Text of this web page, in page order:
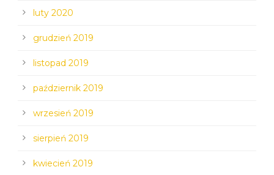
luty 2020
grudzień 2019
listopad 2019
październik 2019
wrzesień 2019
sierpień 2019
kwiecień 2019